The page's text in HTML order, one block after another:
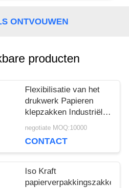
ONTVOUWEN
producten
Flexibilisatie van het
drukwerk Papieren
klepzakken Industriële
maatdikte
negotiate MOQ:10000
CONTACT
Iso Kraft
papierverpakkingszakken